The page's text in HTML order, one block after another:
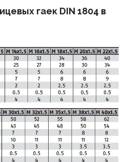
гаек DIN 1804 в